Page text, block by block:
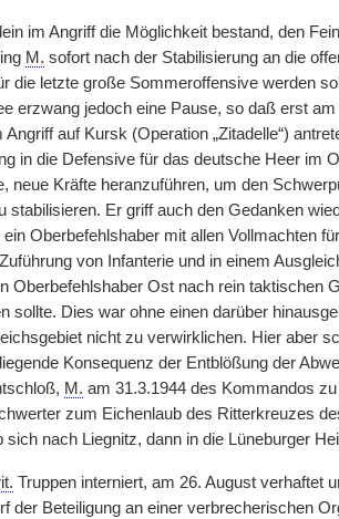
im Angriff die Möglichkeit bestand, den
M. sofort nach der Stabilisierung an die
die letzte große Sommeroffensive werden
erzwang jedoch eine Pause, so daß erst
auf Kursk (Operation „Zitadelle“)
in die Defensive für das deutsche Heer im
neue Kräfte heranzuführen, um den
stabilisieren. Er griff auch den Gedanken
Oberbefehlshaber mit allen Vollmachten
von Infanterie und in einem
Oberbefehlshaber Ost nach rein taktischen
sollte. Dies war ohne einen darüber
nicht zu verwirklichen. Hier aber
Konsequenz der Entblößung der
M. am 31.3.1944 des Kommandos
zum Eichenlaub des Ritterkreuzes
sich nach Liegnitz, dann in die Lüneburger
Truppen interniert, am 26. August verhaftet
der Beteiligung an einer verbrecherischen